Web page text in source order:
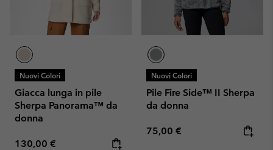
Nuovi Colori
Giacca lunga in pile
Sherpa Panorama™ da
donna
Regular price:
130,00 €
Nuovi Colori
Pile Fire Side™ II Sherpa
da donna
Regular price:
75,00 €